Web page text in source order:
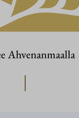
Ahvenanmaalla